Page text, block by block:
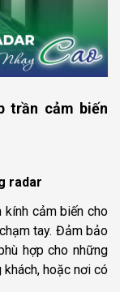
trần cảm biến
radar
kính cảm biến cho
tay. Đảm bảo
hợp cho những
khách, hoặc nơi có